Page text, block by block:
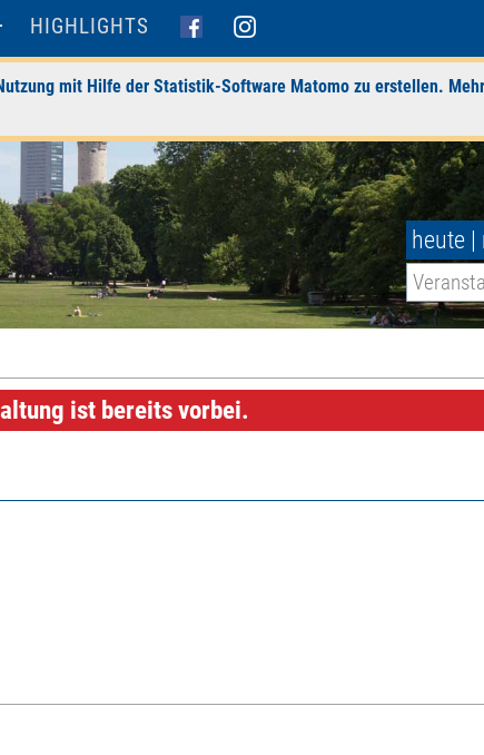
HIGHLIGHTS
mit Hilfe der Statistik-Software Matomo zu erstellen.
heute |
ist bereits vorbei.